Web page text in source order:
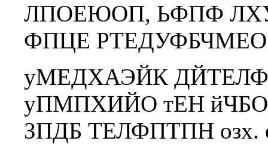
ЛПОЕЮОП, ЬФПФ
ФПЦЕ
уМЕДХАЭЙК
уПМПХИЙО тЕН
ЗПДБ ТЕЛФПТПН